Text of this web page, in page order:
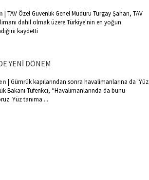
| TAV Özel Güvenlik Genel Müdürü Turgay Şahan, TAV
dahil olmak üzere Türkiye'nin en yoğun
kaydetti
YENİ DÖNEM
| Gümrük kapılarından sonra havalimanlarına da 'Yüz
Bakanı Tüfenkci, “Havalimanlarında da bunu
Yüz tanıma ...